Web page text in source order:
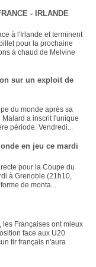
- IRLANDE
à l'Irlande et terminent
pour la prochaine
à chaud de Melvine
sur un exploit de
du monde après sa
a inscrit l'unique
période. Vendredi...
en jeu ce mardi
pour la Coupe du
à Grenoble (21h10,
de monta...
les Françaises ont mieux
face aux U20
tir français n'aura